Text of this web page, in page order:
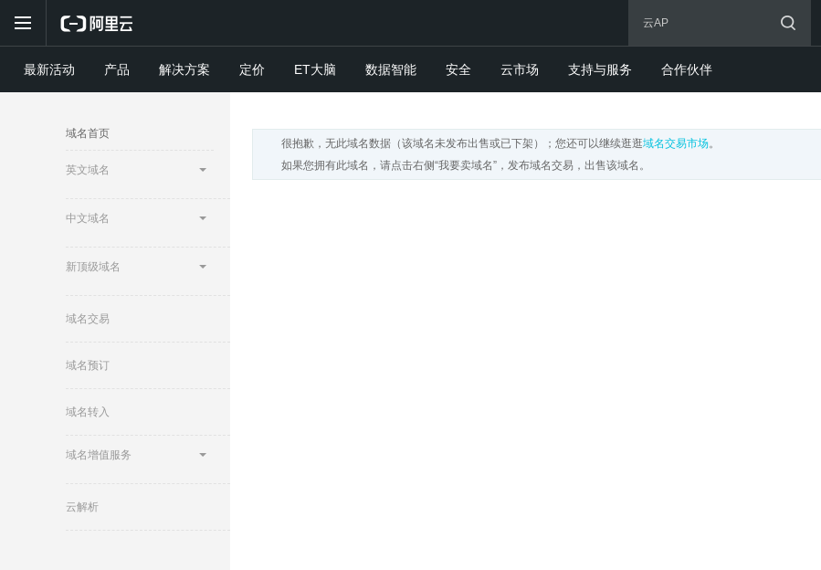
最新活动 产品 解决方案 定价 ET大脑 数据智能 安全 云市场 支持与服务 合作伙伴
域名首页
英文域名
中文域名
新顶级域名
域名交易
域名预订
域名转入
域名增值服务
云解析
很抱歉，无此域名数据（该域名未发布出售或已下架）；您还可以继续逛逛域名交易市场。
如果您拥有此域名，请点击右侧“我要卖域名”，发布域名交易，出售该域名。